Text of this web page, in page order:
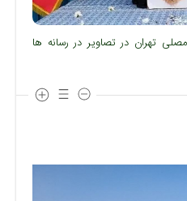
تهران در تصاویر در رسانه ها